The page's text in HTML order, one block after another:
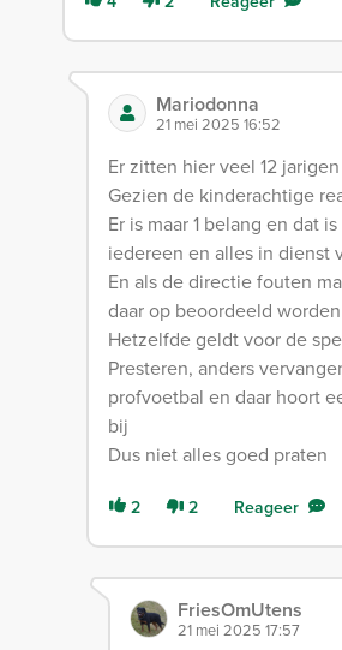
Mariodonna
21 mei 2025 16:52
Er zitten hier veel 12
Gezien de kinderachtige
Er is maar 1 belang en dat
iedereen en alles in dienst
En als de directie fouten
daar op beoordeeld worden
Hetzelfde geldt voor de
Presteren, anders
profvoetbal en daar hoort
bij
Dus niet alles goed praten
2 2 Reageer
FriesOmUtens
21 mei 2025 17:57